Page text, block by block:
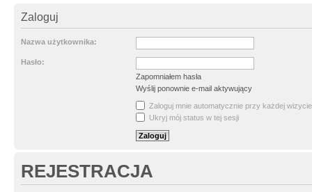
Zaloguj
Nazwa użytkownika:
Hasło:
Zapomniałem hasła
Wyślij ponownie e-mail aktywujący
Zaloguj mnie automatycznie przy każdej wizycie
Ukryj mój status w tej sesji
REJESTRACJA